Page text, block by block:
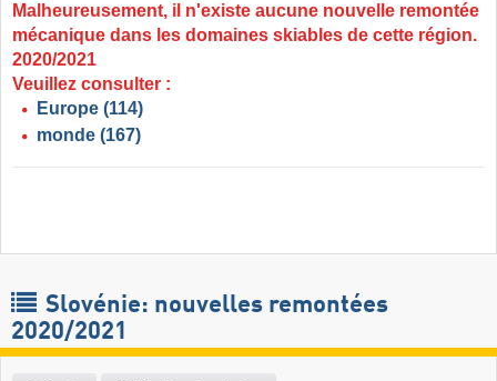
Malheureusement, il n'existe aucune nouvelle remontée
mécanique dans les domaines skiables de cette région.
2020/2021
Veuillez consulter :
Europe (114)
monde (167)
Slovénie: nouvelles remontées
2020/2021